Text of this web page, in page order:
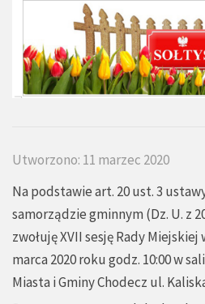
Utworzono: 11 marzec 2020
Na podstawie art. 20 ust. 3
samorządzie gminnym (Dz. U. z
zwołuję XVII sesję Rady
marca 2020 roku godz. 10:00 w
Miasta i Gminy Chodecz ul.